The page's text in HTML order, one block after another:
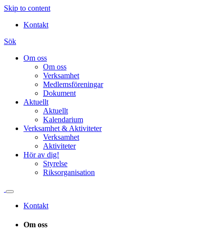
Skip to content
Kontakt
Sök
Om oss
Om oss
Verksamhet
Medlemsföreningar
Dokument
Aktuellt
Aktuellt
Kalendarium
Verksamhet & Aktiviteter
Verksamhet
Aktiviteter
Hör av dig!
Styrelse
Riksorganisation
Kontakt
Om oss